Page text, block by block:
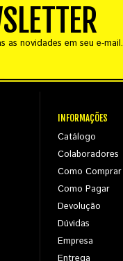
as novidades em seu e-mail.
INFORMAÇÕES
Catálogo
Colaboradores
Como Comprar
Como Pagar
Devolução
Dúvidas
Empresa